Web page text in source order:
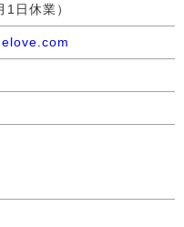
日休業）